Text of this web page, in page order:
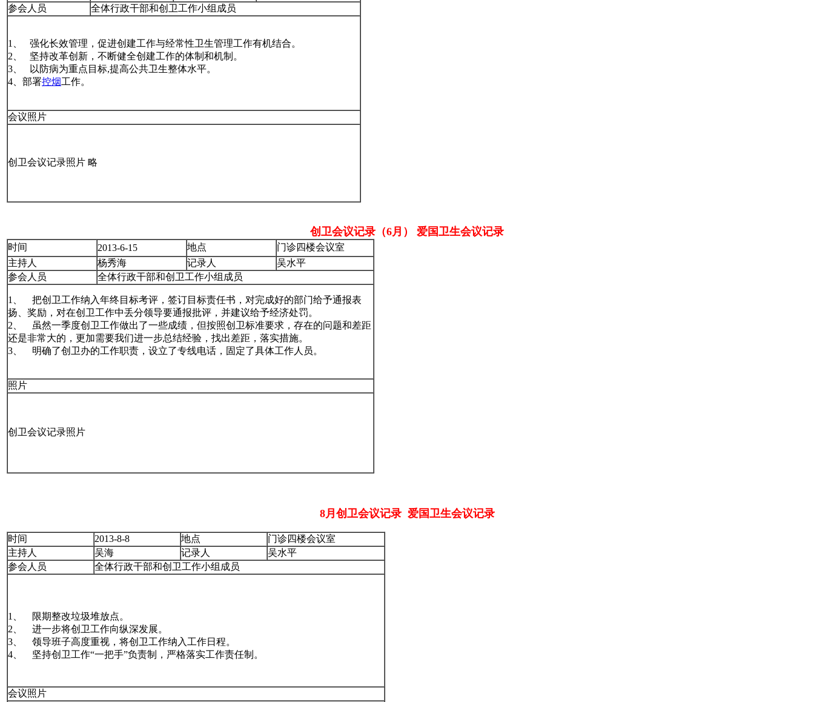
参会人员
全体行政干部和创卫工作小组成员
1、 强化长效管理，促进创建工作与经常性卫生管理工作有机结合。
2、 坚持改革创新，不断健全创建工作的体制和机制。
3、 以防病为重点目标,提高公共卫生整体水平。
4、部署控烟工作。
会议照片
创卫会议记录照片 略
创卫会议记录（6月） 爱国卫生会议记录
时间 2013-6-15 地点
门诊四楼会议室
主持人
杨秀海 记录人
吴水平
参会人员
全体行政干部和创卫工作小组成员
1、 把创卫工作纳入年终目标考评，签订目标责任书，对完成好的部门给予通报表
扬、奖励，对在创卫工作中丢分领导要通报批评，并建议给予经济处罚。
2、 虽然一季度创卫工作做出了一些成绩，但按照创卫标准要求，存在的问题和差距
还是非常大的，更加需要我们进一步总结经验，找出差距，落实措施。
3、 明确了创卫办的工作职责，设立了专线电话，固定了具体工作人员。
照片
创卫会议记录照片
8月创卫会议记录 爱国卫生会议记录
时间 2013-8-8 地点
门诊四楼会议室
主持人
吴海 记录人
吴水平
参会人员
全体行政干部和创卫工作小组成员
1、 限期整改垃圾堆放点。
2、 进一步将创卫工作向纵深发展。
3、 领导班子高度重视，将创卫工作纳入工作日程。
4、 坚持创卫工作“一把手”负责制，严格落实工作责任制。
会议照片